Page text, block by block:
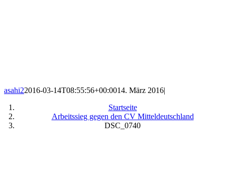
asahi22016-03-14T08:55:56+00:0014. März 2016|
Startseite
Arbeitssieg gegen den CV Mitteldeutschland
DSC_0740